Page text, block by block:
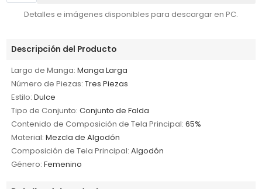
Detalles e imágenes disponibles para descargar en PC.
Descripción del Producto
Largo de Manga: Manga Larga
Número de Piezas: Tres Piezas
Estilo: Dulce
Tipo de Conjunto: Conjunto de Falda
Contenido de Composición de Tela Principal: 65%
Material: Mezcla de Algodón
Composición de Tela Principal: Algodón
Género: Femenino